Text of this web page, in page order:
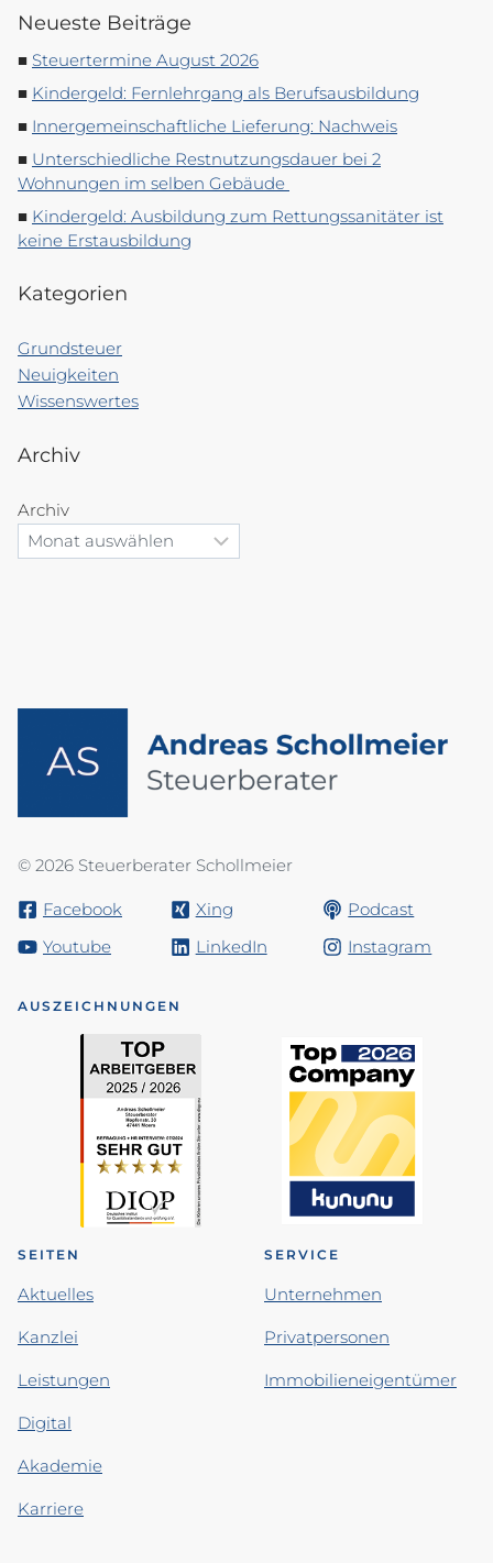
Neueste Beiträge
Steuertermine August 2026
Kindergeld: Fernlehrgang als Berufsausbildung
Innergemeinschaftliche Lieferung: Nachweis
Unterschiedliche Restnutzungsdauer bei 2
Wohnungen im selben Gebäude
Kindergeld: Ausbildung zum Rettungssanitäter ist
keine Erstausbildung
Kategorien
Grundsteuer
Neuigkeiten
Wissenswertes
Archiv
Archiv
© 2026 Steuerberater Schollmeier
Facebook Xing
Podcast
Youtube
LinkedIn Instagram
AUSZEICHNUNGEN
SEITEN
Aktuelles
Kanzlei
Leistungen
Digital
Akademie
Karriere
SERVICE
Unternehmen
Privatpersonen
Immobilieneigentümer